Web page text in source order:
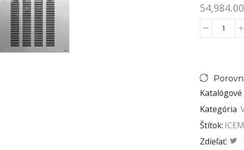
54,984.00
Katalógové
Kategória
Štítok:
Zdieľať: